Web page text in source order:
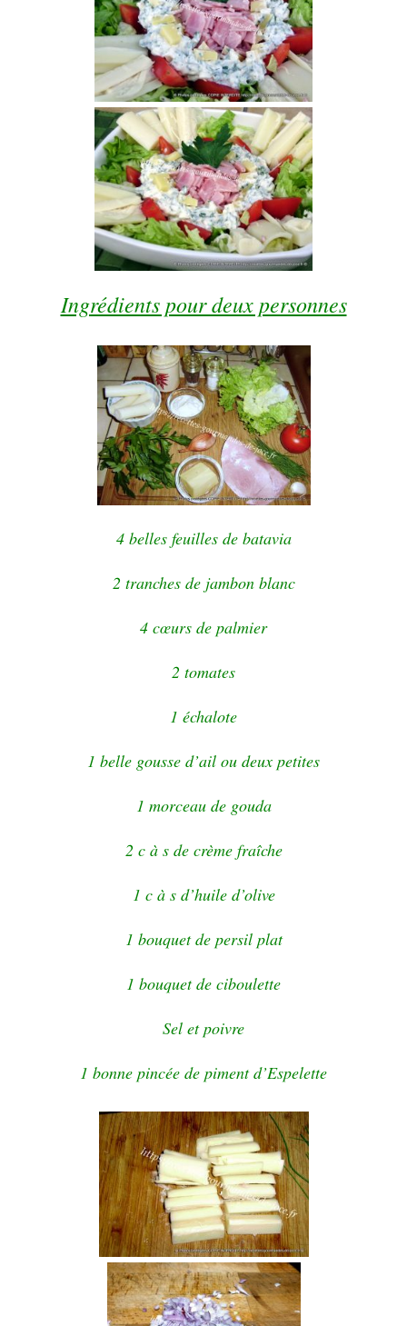
Ingrédients pour deux personnes
4 belles feuilles de batavia
2 tranches de jambon blanc
4 cœurs de palmier
2 tomates
1 échalote
1 belle gousse d’ail ou deux petites
1 morceau de gouda
2 c à s de crème fraîche
1 c à s d’huile d’olive
1 bouquet de persil plat
1 bouquet de ciboulette
Sel et poivre
1 bonne pincée de piment d’Espelette